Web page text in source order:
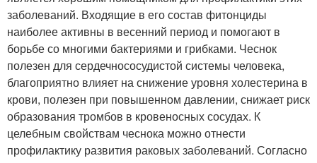
заболеваний. Входящие в его состав фитонциды
наиболее активны в весенний период и помогают в
борьбе со многими бактериями и грибками. Чеснок
полезен для сердечнососудистой системы человека,
благоприятно влияет на снижение уровня холестерина в
крови, полезен при повышенном давлении, снижает риск
образования тромбов в кровеносных сосудах. К
целебным свойствам чеснока можно отнести
профилактику развития раковых заболеваний. Согласно